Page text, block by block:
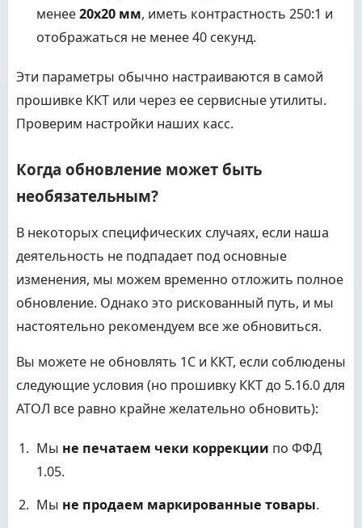
менее20x20 мм, иметь контрастность 250:1 и
отображаться не менее 40 секунд.
Эти параметры обычно настраиваются в самой
прошивке ККТ или через ее сервисные утилиты.
Проверим настройки наших касс.
Когда обновление может быть
необязательным?
В некоторых специфических случаях, если наша
деятельность не подпадает под основные
изменения, мы можем временно отложить полное
обновление. Однако это рискованный путь, и мы
настоятельно рекомендуем все же обновиться.
Вы можете не обновлять 1С и ККТ, если соблюдены
следующие условия (но прошивку ККТ до 5.16.0 для
АТОЛ все равно крайне желательно обновить):
Мы не печатаем чеки коррекции по ФФД
1.05.
Мы не продаем маркированные товары.